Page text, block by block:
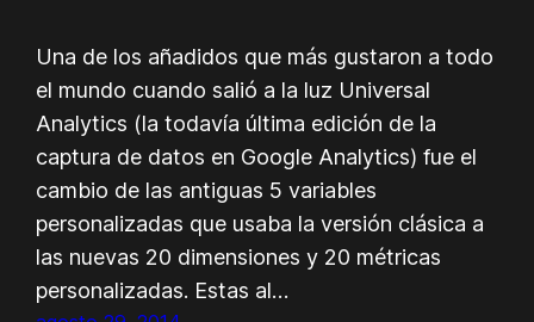
Una de los añadidos que más gustaron a todo
el mundo cuando salió a la luz Universal
Analytics (la todavía última edición de la
captura de datos en Google Analytics) fue el
cambio de las antiguas 5 variables
personalizadas que usaba la versión clásica a
las nuevas 20 dimensiones y 20 métricas
personalizadas. Estas al…